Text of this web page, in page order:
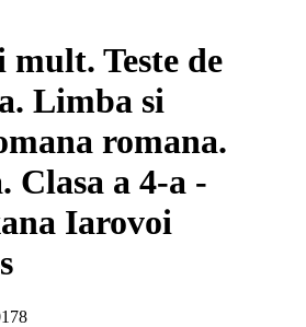
mult. Teste de
Limba si
romana.
Clasa a 4-a -
Iarovoi